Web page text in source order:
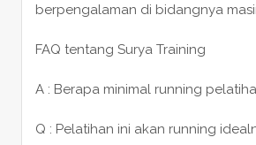
berpengalaman di bidangnya
FAQ tentang Surya Training
A : Berapa minimal running
Q : Pelatihan ini akan running